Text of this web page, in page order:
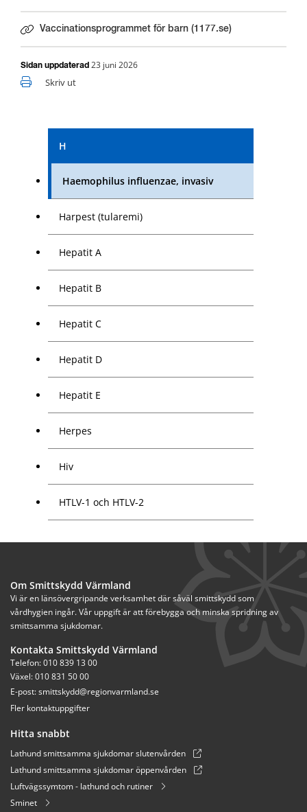
H
Haemophilus influenzae, invasiv
Harpest (tularemi)
Hepatit A
Hepatit B
Hepatit C
Hepatit D
Hepatit E
Herpes
Hiv
HTLV-1 och HTLV-2
Vaccinationsprogrammet för barn (1177.se)
Länk till annan webbplats.
Sidan uppdaterad 23 juni 2026
Skriv ut
Om Smittskydd Värmland
Vi är en länsövergripande verksamhet där såväl smittskydd som
vårdhygien ingår. Vår uppgift är att förebygga och minska spridning av
smittsamma sjukdomar.
Kontakta Smittskydd Värmland
Telefon: 010 839 13 00
Växel: 010 831 50 00
E-post: smittskydd@regionvarmland.se
Fler kontaktuppgifter
Hitta snabbt
Lathund smittsamma sjukdomar slutenvården
Lathund smittsamma sjukdomar öppenvården
Luftvägssymtom - lathund och rutiner
Sminet